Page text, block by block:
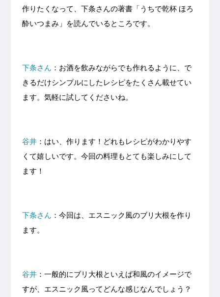
作りたくなって、下条さんの著書「うちで乾杯 ほろ
酔いつまみ」を読んでいるところです。
下条さん ：お酒を飲みながらでも作れるように、で
きるだけシンプルにしたレシピをたくさん載せてい
ます。気軽に試してくださいね。
谷井：はい、作ります！どれもレシピがわかりやす
くて嬉しいです。今回の料理もとても楽しみにして
ます！
下条さん ：今回は、エスニック風のブリ大根を作り
ます。
谷井：一般的にブリ大根といえば和風のイメージで
すが、エスニック風ってどんな感じなんでしょう？